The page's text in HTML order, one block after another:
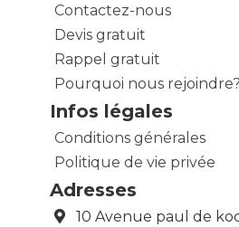
Contactez-nous
Devis gratuit
Rappel gratuit
Pourquoi nous rejoindre?
Infos légales
Conditions générales
Politique de vie privée
Adresses
10 Avenue paul de